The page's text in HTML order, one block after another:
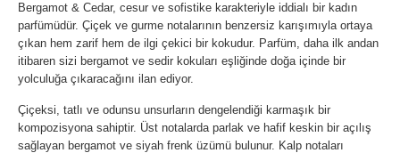
Bergamot & Cedar, cesur ve sofistike karakteriyle iddialı bir kadın
parfümüdür. Çiçek ve gurme notalarının benzersiz karışımıyla ortaya
çıkan hem zarif hem de ilgi çekici bir kokudur. Parfüm, daha ilk andan
itibaren sizi bergamot ve sedir kokuları eşliğinde doğa içinde bir
yolculuğa çıkaracağını ilan ediyor.
Çiçeksi, tatlı ve odunsu unsurların dengelendiği karmaşık bir
kompozisyona sahiptir. Üst notalarda parlak ve hafif keskin bir açılış
sağlayan bergamot ve siyah frenk üzümü bulunur. Kalp notaları